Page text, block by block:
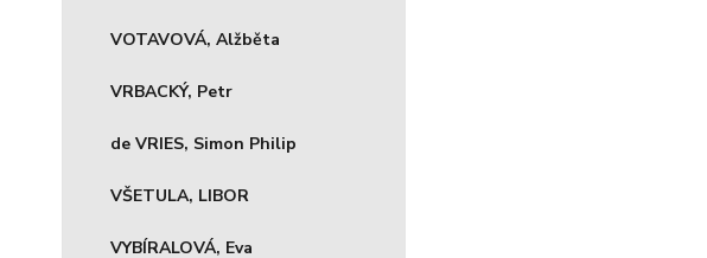
VOTAVOVÁ, Alžběta
VRBACKÝ, Petr
de VRIES, Simon Philip
VŠETULA, LIBOR
VYBÍRALOVÁ, Eva